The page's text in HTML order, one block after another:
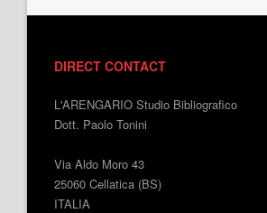
DIRECT CONTACT
L'ARENGARIO Studio Bibliografico
Dott. Paolo Tonini
Via Aldo Moro 43
25060 Cellatica (BS)
ITALIA